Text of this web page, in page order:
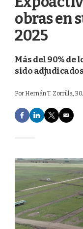
obras en
2025
Más del 90% de
sido adjudicados
Por Hernán T. Zorrilla,
F
a
e
o
k
L
i
d
n
T
w
e
E
m